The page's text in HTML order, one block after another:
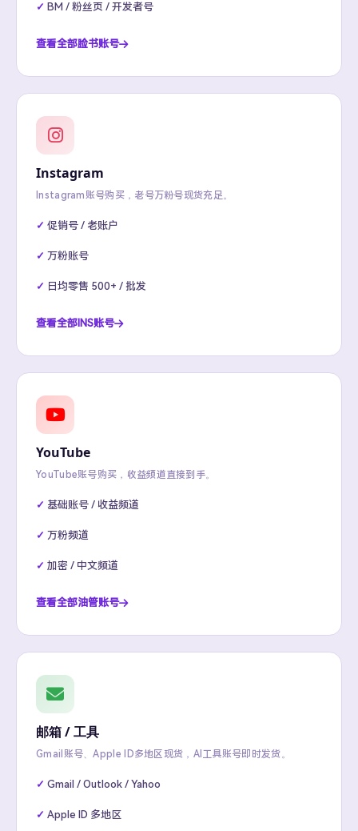
BM / 粉丝页 / 开发者号
查看全部脸书账号
Instagram
Instagram账号购买，老号万粉号现货充足。
促销号 / 老账户
万粉账号
日均零售 500+ / 批发
查看全部INS账号
YouTube
YouTube账号购买，收益频道直接到手。
基础账号 / 收益频道
万粉频道
加密 / 中文频道
查看全部油管账号
邮箱 / 工具
Gmail账号、Apple ID多地区现货，AI工具账号即时发货。
Gmail / Outlook / Yahoo
Apple ID 多地区